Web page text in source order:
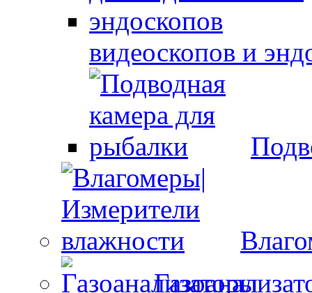
видеоскопов и